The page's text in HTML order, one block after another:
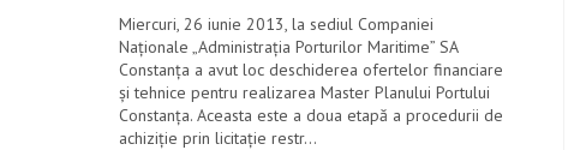
Miercuri, 26 iunie 2013, la sediul Companiei
Naţionale „Administraţia Porturilor Maritime” SA
Constanţa a avut loc deschiderea ofertelor financiare
şi tehnice pentru realizarea Master Planului Portului
Constanţa. Aceasta este a doua etapă a procedurii de
achiziţie prin licitaţie restr...